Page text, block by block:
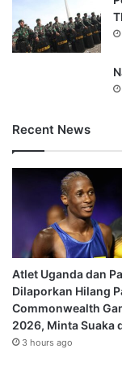
Recent News
Atlet Uganda dan
Dilaporkan Hilang
Commonwealth
2026, Minta Suaka
3 hours ago